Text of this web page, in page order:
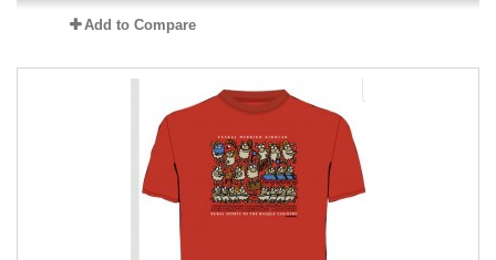
Add to Compare